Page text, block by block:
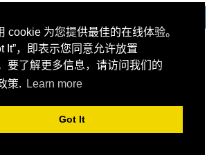
cookie 为您提供最佳的在线体验。
It”，即表示您同意允许放置
要了解更多信息，请访问我们的
策.
Learn more
Got It
microsoft e-mail Microsoft365
but can't receive.